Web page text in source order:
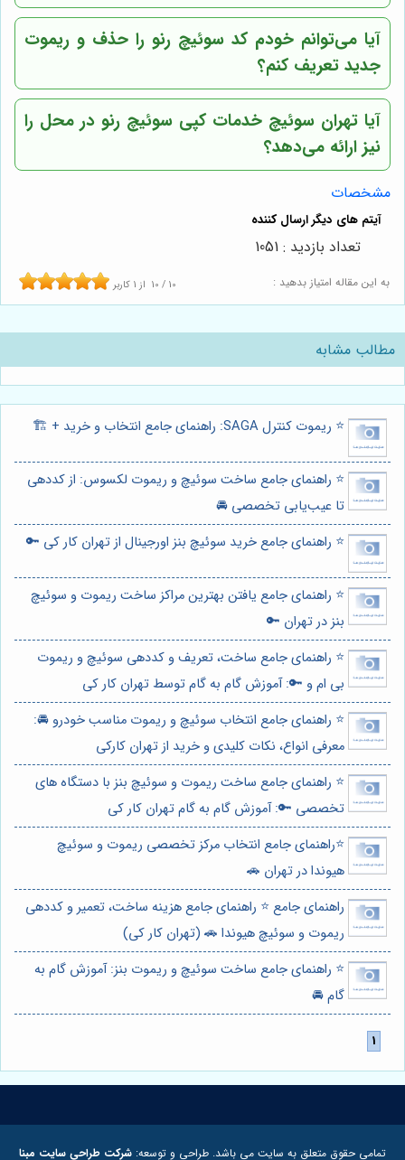
آیا می‌توانم خودم کد سوئیچ رنو را حذف و ریموت
جدید تعریف کنم؟
آیا تهران سوئیچ خدمات کپی سوئیچ رنو در محل را
نیز ارائه می‌دهد؟
مشخصات
به این مقاله امتیاز بدهید : 10 / 10 از 1 کاربر
تعداد بازدید : 1051
مطالب مشابه
⭐️ ریموت کنترل SAGA: راهنمای جامع انتخاب و خرید + 🏗️
⭐️ راهنمای جامع ساخت سوئیچ و ریموت لکسوس: از کددهی
تا عیب‌یابی تخصصی 🚘
⭐️ راهنمای جامع خرید سوئیچ بنز اورجینال از تهران کار کی 🔑
⭐️ راهنمای جامع یافتن بهترین مراکز ساخت ریموت و سوئیچ
بنز در تهران 🔑
⭐️ راهنمای جامع ساخت، تعریف و کددهی سوئیچ و ریموت
بی ام و 🔑: آموزش گام به گام توسط تهران کار کی
⭐️ راهنمای جامع انتخاب سوئیچ و ریموت مناسب خودرو 🚘:
معرفی انواع، نکات کلیدی و خرید از تهران کارکی
⭐️ راهنمای جامع ساخت ریموت و سوئیچ بنز با دستگاه های
تخصصی 🔑: آموزش گام به گام تهران کار کی
⭐️راهنمای جامع انتخاب مرکز تخصصی ریموت و سوئیچ
هیوندا در تهران 🚗
راهنمای جامع ⭐️ راهنمای جامع هزینه ساخت، تعمیر و کددهی
ریموت و سوئیچ هیوندا 🚗 (تهران کار کی)
⭐️ راهنمای جامع ساخت سوئیچ و ریموت بنز: آموزش گام به
گام 🚘
تمامی حقوق متعلق به سایت می باشد. طراحی و توسعه: شرکت طراحی سایت مبنا